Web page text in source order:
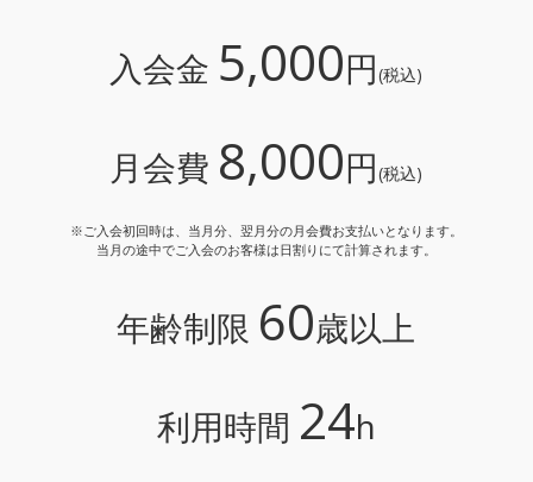
入会金 5,000円(税込)
月会費 8,000円(税込)
※ご入会初回時は、当月分、翌月分の月会費お支払いとなります。
当月の途中でご入会のお客様は日割りにて計算されます。
年齢制限 60歳以上
利用時間 24h